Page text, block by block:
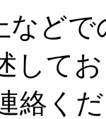
など
して
絡く